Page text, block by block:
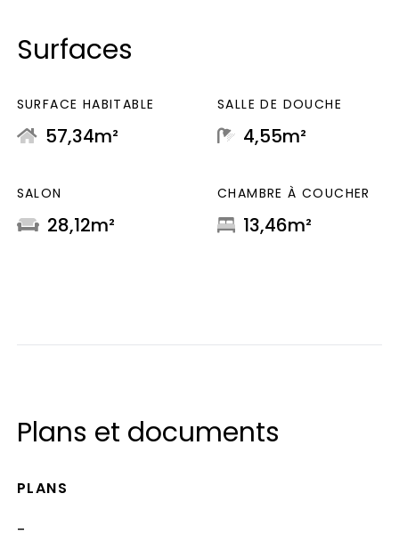
Surfaces
SURFACE HABITABLE
57,34m²
SALLE DE DOUCHE
4,55m²
SALON
28,12m²
CHAMBRE À COUCHER
13,46m²
Plans et documents
PLANS
-